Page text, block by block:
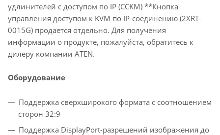
удлинителей с доступом по IP (CCKM) **Кнопка
управления доступом к KVM по IP-соединению (2XRT-
0015G) продается отдельно. Для получения
информации о продукте, пожалуйста, обратитесь к
дилеру компании ATEN.
Оборудование
Поддержка сверхширокого формата с соотношением
сторон 32:9
Поддержка DisplayPort-разрешений изображения до